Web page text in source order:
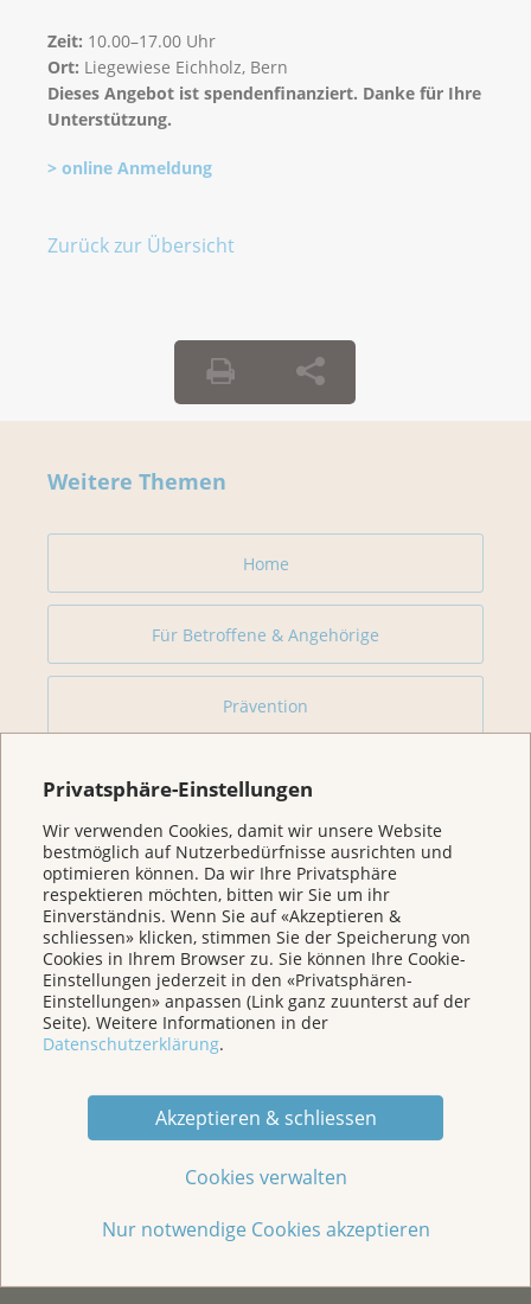
Privatsphäre-Einstellungen
Wir verwenden Cookies, damit wir unsere Website
bestmöglich auf Nutzerbedürfnisse ausrichten und
optimieren können. Da wir Ihre Privatsphäre
respektieren möchten, bitten wir Sie um ihr
Einverständnis. Wenn Sie auf «Akzeptieren &
schliessen» klicken, stimmen Sie der Speicherung von
Cookies in Ihrem Browser zu. Sie können Ihre Cookie-
Einstellungen jederzeit in den «Privatsphären-
Einstellungen» anpassen (Link ganz zuunterst auf der
Seite). Weitere Informationen in der
Datenschutzerklärung.
Akzeptieren & schliessen
Cookies verwalten
Nur notwendige Cookies akzeptieren
Zeit: 10.00–17.00 Uhr
Ort: Liegewiese Eichholz, Bern
Dieses Angebot ist spendenfinanziert. Danke für Ihre
Unterstützung.
> online Anmeldung
Zurück zur Übersicht
Weitere Themen
Home
Für Betroffene & Angehörige
Prävention
Veranstaltungen/ Podcasts/Links
Für Medien
Über uns
Spenden
Jede Geschichte zählt